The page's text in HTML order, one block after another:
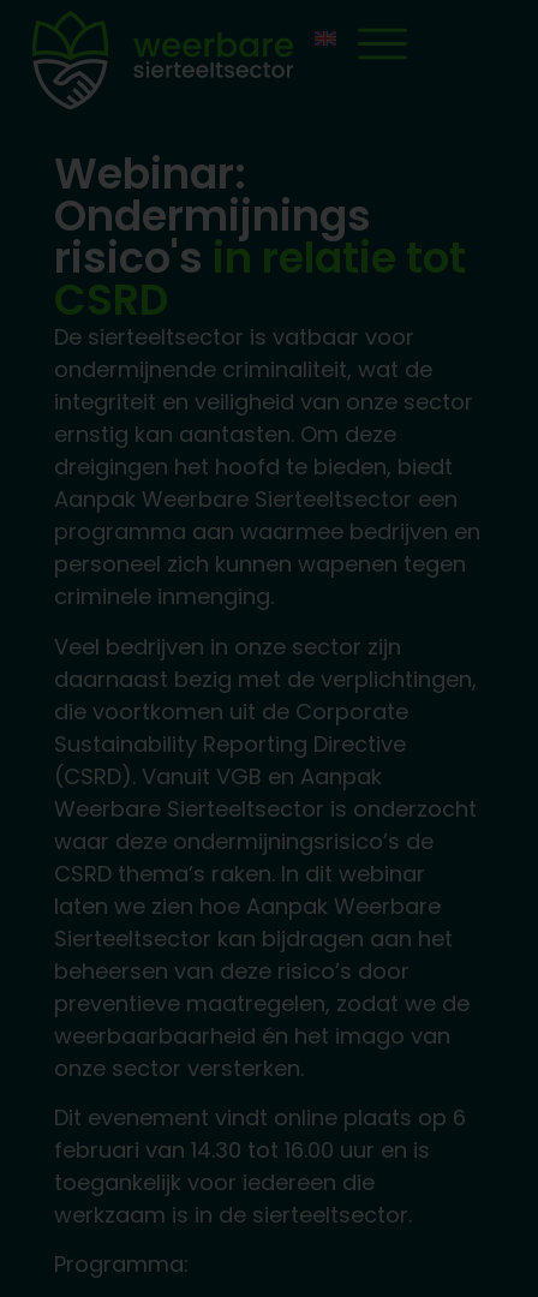
Webinar:
Ondermijnings
risico's in relatie tot
CSRD
De sierteeltsector is vatbaar voor
ondermijnende criminaliteit, wat de
integriteit en veiligheid van onze sector
ernstig kan aantasten. Om deze
dreigingen het hoofd te bieden, biedt
Aanpak Weerbare Sierteeltsector een
programma aan waarmee bedrijven en
personeel zich kunnen wapenen tegen
criminele inmenging.
Veel bedrijven in onze sector zijn
daarnaast bezig met de verplichtingen,
die voortkomen uit de Corporate
Sustainability Reporting Directive
(CSRD). Vanuit VGB en Aanpak
Weerbare Sierteeltsector is onderzocht
waar deze ondermijningsrisico’s de
CSRD thema’s raken. In dit webinar
laten we zien hoe Aanpak Weerbare
Sierteeltsector kan bijdragen aan het
beheersen van deze risico’s door
preventieve maatregelen, zodat we de
weerbaarbaarheid én het imago van
onze sector versterken.
Dit evenement vindt online plaats op 6
februari van 14.30 tot 16.00 uur en is
toegankelijk voor iedereen die
werkzaam is in de sierteeltsector.
Programma: